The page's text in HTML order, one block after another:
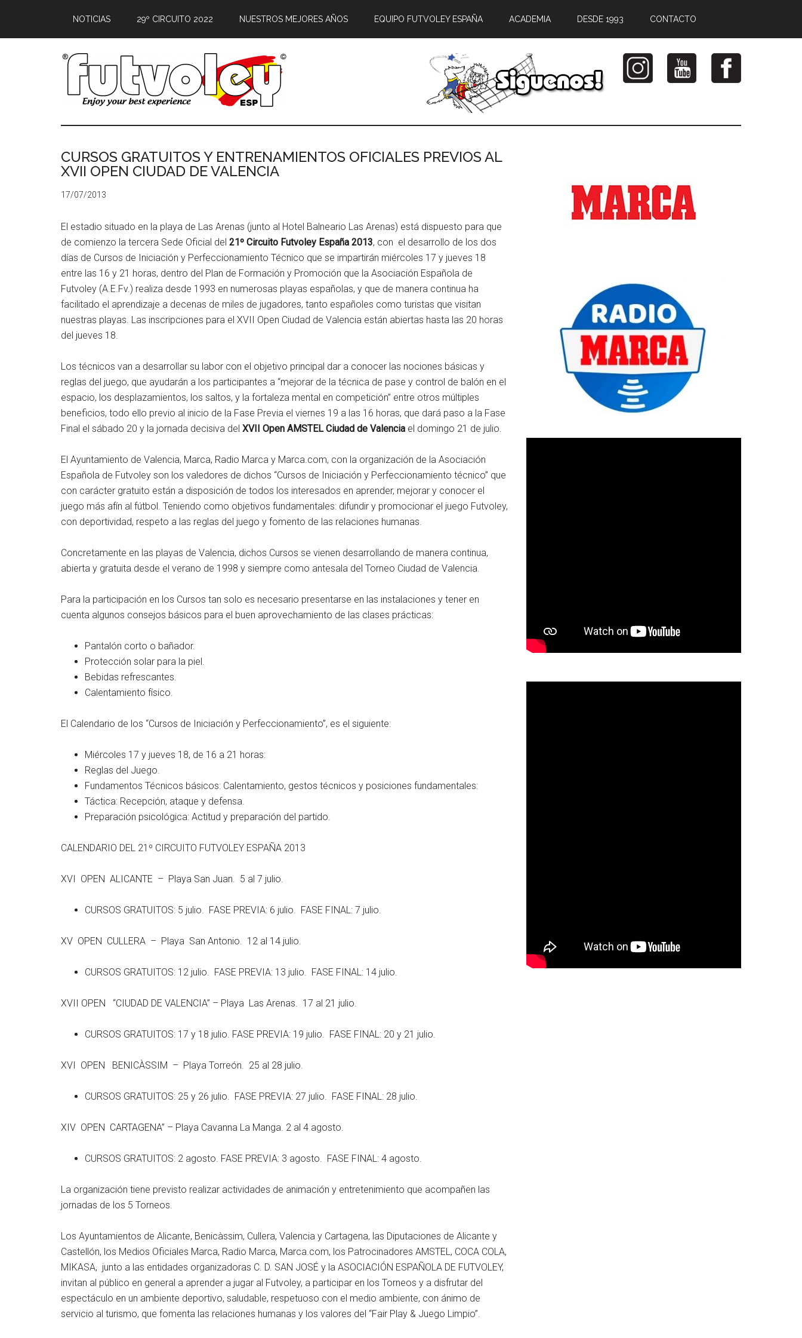
NOTICIAS 29º CIRCUITO 2022 NUESTROS MEJORES AÑOS EQUIPO FUTVOLEY ESPAÑA ACADEMIA DESDE 1993 CONTACTO
CURSOS GRATUITOS Y ENTRENAMIENTOS OFICIALES PREVIOS AL
XVII OPEN CIUDAD DE VALENCIA
17/07/2013
El estadio situado en la playa de Las Arenas (junto al Hotel Balneario Las Arenas) está dispuesto para que
de comienzo la tercera Sede Oficial del 21º Circuito Futvoley España 2013, con el desarrollo de los dos
días de Cursos de Iniciación y Perfeccionamiento Técnico que se impartirán miércoles 17 y jueves 18
entre las 16 y 21 horas, dentro del Plan de Formación y Promoción que la Asociación Española de
Futvoley (A.E.Fv.) realiza desde 1993 en numerosas playas españolas, y que de manera continua ha
facilitado el aprendizaje a decenas de miles de jugadores, tanto españoles como turistas que visitan
nuestras playas. Las inscripciones para el XVII Open Ciudad de Valencia están abiertas hasta las 20 horas
del jueves 18.
Los técnicos van a desarrollar su labor con el objetivo principal dar a conocer las nociones básicas y
reglas del juego, que ayudarán a los participantes a “mejorar de la técnica de pase y control de balón en el
espacio, los desplazamientos, los saltos, y la fortaleza mental en competición” entre otros múltiples
beneficios, todo ello previo al inicio de la Fase Previa el viernes 19 a las 16 horas, que dará paso a la Fase
Final el sábado 20 y la jornada decisiva del XVII Open AMSTEL Ciudad de Valencia el domingo 21 de julio.
El Ayuntamiento de Valencia, Marca, Radio Marca y Marca.com, con la organización de la Asociación
Española de Futvoley son los valedores de dichos “Cursos de Iniciación y Perfeccionamiento técnico” que
con carácter gratuito están a disposición de todos los interesados en aprender, mejorar y conocer el
juego más afín al fútbol. Teniendo como objetivos fundamentales: difundir y promocionar el juego Futvoley,
con deportividad, respeto a las reglas del juego y fomento de las relaciones humanas.
Concretamente en las playas de Valencia, dichos Cursos se vienen desarrollando de manera continua,
abierta y gratuita desde el verano de 1998 y siempre como antesala del Torneo Ciudad de Valencia.
Para la participación en los Cursos tan solo es necesario presentarse en las instalaciones y tener en
cuenta algunos consejos básicos para el buen aprovechamiento de las clases prácticas:
Pantalón corto o bañador.
Protección solar para la piel.
Bebidas refrescantes.
Calentamiento físico.
El Calendario de los “Cursos de Iniciación y Perfeccionamiento”, es el siguiente:
Miércoles 17 y jueves 18, de 16 a 21 horas:
Reglas del Juego.
Fundamentos Técnicos básicos: Calentamiento, gestos técnicos y posiciones fundamentales:
Táctica: Recepción, ataque y defensa.
Preparación psicológica: Actitud y preparación del partido.
CALENDARIO DEL 21º CIRCUITO FUTVOLEY ESPAÑA 2013
XVI OPEN ALICANTE – Playa San Juan. 5 al 7 julio.
CURSOS GRATUITOS: 5 julio. FASE PREVIA: 6 julio. FASE FINAL: 7 julio.
XV OPEN CULLERA – Playa San Antonio. 12 al 14 julio.
CURSOS GRATUITOS: 12 julio. FASE PREVIA: 13 julio. FASE FINAL: 14 julio.
XVII OPEN “CIUDAD DE VALENCIA” – Playa Las Arenas. 17 al 21 julio.
CURSOS GRATUITOS: 17 y 18 julio. FASE PREVIA: 19 julio. FASE FINAL: 20 y 21 julio.
XVI OPEN BENICÀSSIM – Playa Torreón. 25 al 28 julio.
CURSOS GRATUITOS: 25 y 26 julio. FASE PREVIA: 27 julio. FASE FINAL: 28 julio.
XIV OPEN CARTAGENA” – Playa Cavanna La Manga. 2 al 4 agosto.
CURSOS GRATUITOS: 2 agosto. FASE PREVIA: 3 agosto. FASE FINAL: 4 agosto.
La organización tiene previsto realizar actividades de animación y entretenimiento que acompañen las
jornadas de los 5 Torneos.
Los Ayuntamientos de Alicante, Benicàssim, Cullera, Valencia y Cartagena, las Diputaciones de Alicante y
Castellón, los Medios Oficiales Marca, Radio Marca, Marca.com, los Patrocinadores AMSTEL, COCA COLA,
MIKASA, junto a las entidades organizadoras C. D. SAN JOSÉ y la ASOCIACIÓN ESPAÑOLA DE FUTVOLEY,
invitan al público en general a aprender a jugar al Futvoley, a participar en los Torneos y a disfrutar del
espectáculo en un ambiente deportivo, saludable, respetuoso con el medio ambiente, con ánimo de
servicio al turismo, que fomenta las relaciones humanas y los valores del “Fair Play & Juego Limpio”.